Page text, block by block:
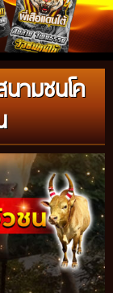
ามชนโค